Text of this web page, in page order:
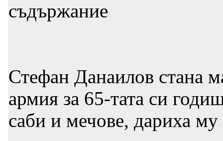
съдържание
Стефан Данаилов стана
армия за 65-тата си
саби и мечове, дариха